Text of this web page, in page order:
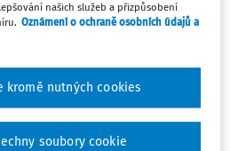
Délka:05:49
našich služeb a přizpůsobení
Oznámení o ochraně osobních údajů a
kromě nutných cookies
soubory cookie